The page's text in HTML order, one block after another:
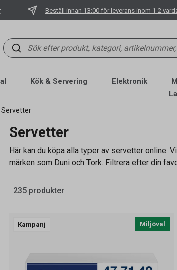
Beställ innan 13:00 för leverans inom 1-2
Kök & Servering Elektronik
Servetter
Servetter
Här kan du köpa alla typer av servetter online.
märken som Duni och Tork. Filtrera efter din
235 produkter
Kampanj Miljöval